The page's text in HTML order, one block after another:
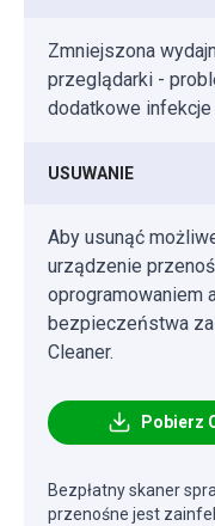
Zmniejszona
przeglądarki -
dodatkowe infekcje
USUWANIE
Aby usunąć
urządzenie
oprogramowaniem
bezpieczeństwa
Cleaner.
Pobierz
Bezpłatny skaner
przenośne jest